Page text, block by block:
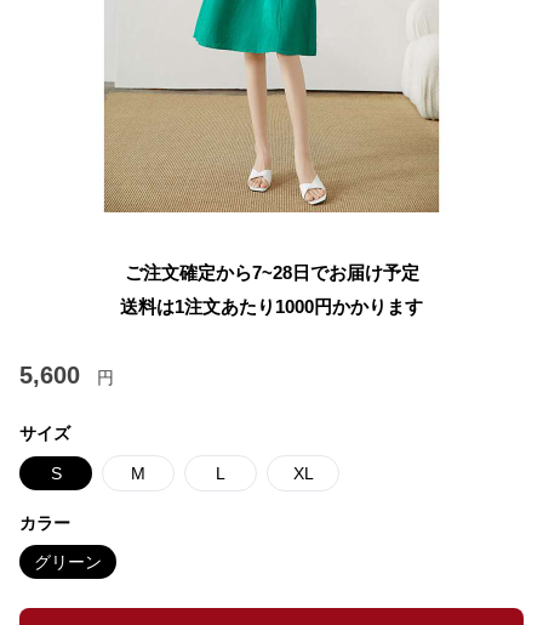
ご注文確定から7~28日でお届け予定
送料は1注文あたり 1000円かかります
5,600 円
サイズ
S M L XL
カラー
グリーン